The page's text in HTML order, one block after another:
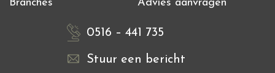
Branches
Advies aanvragen
0516 – 441 735
Stuur een bericht